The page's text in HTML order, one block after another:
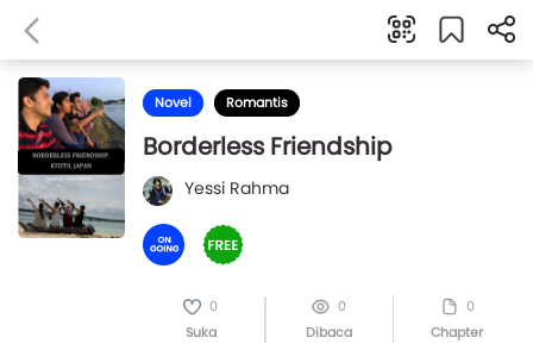
Novel Romantis
Borderless Friendship
Yessi Rahma
0
Suka
0
Dibaca
0
Chapter